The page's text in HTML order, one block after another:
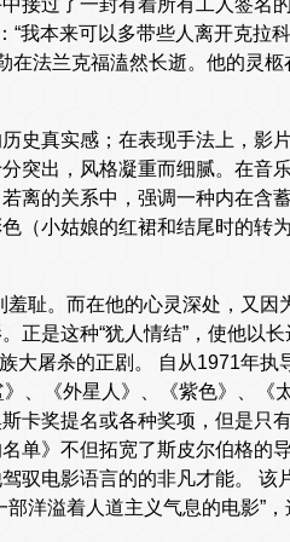
接过了一封有着所有工人签名的
“我本来可以多带些人离开克拉科
法兰克福溘然长逝。他的灵柩
史真实感；在表现手法上，影
突出，风格凝重而细腻。在音
离的关系中，强调一种内在含
（小姑娘的红裙和结尾时的转为
耻。而在他的心灵深处，又因
正是这种“犹人情结”，使他以长
大屠杀的正剧。 自从1971年执
、《外星人》、《紫色》、《
卡奖提名或各种奖项，但是只
单》不但拓宽了斯皮尔伯格的导
驭电影语言的的非凡才能。 该
洋溢着人道主义气息的电影”，